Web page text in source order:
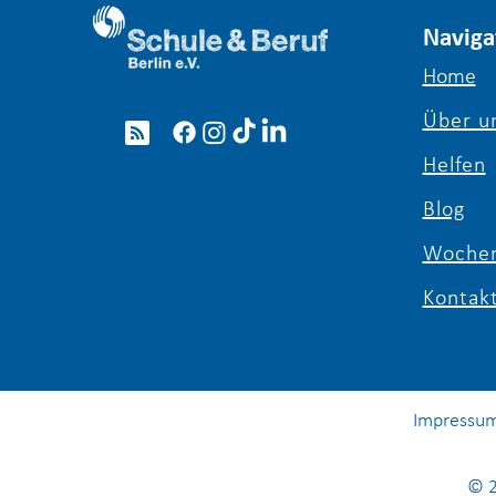
Girls’ & Boys’ Day 2026: Ein
voller Erfolg für die
Berufsorientierung in Berlin
Home
Über
Helfen
Blog
Kontakt
©